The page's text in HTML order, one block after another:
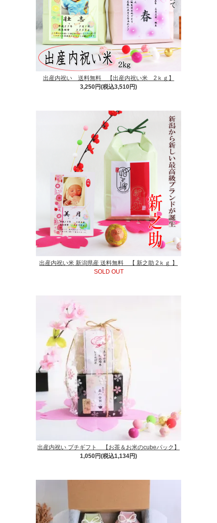
出産内祝い 送料無料 【出産内祝い米 2ｋｇ】
3,250円(税込3,510円)
出産内祝い米 新潟県産 送料無料 【 新之助 2ｋｇ 】
SOLD OUT
出産内祝い プチギフト 【お茶＆お米のcubeパック】
1,050円(税込1,134円)